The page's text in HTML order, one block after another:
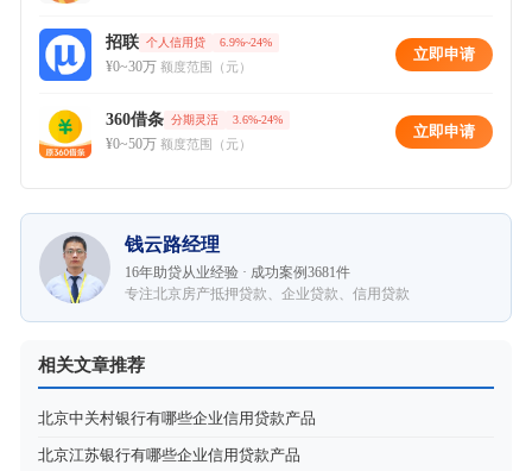
招联 个人信用贷 6.9%~24%
¥0~30万 额度范围（元）
立即申请
360借条 分期灵活 3.6%-24%
¥0~50万 额度范围（元）
立即申请
钱云路经理
16年助贷从业经验 · 成功案例3681件
专注北京房产抵押贷款、企业贷款、信用贷款
相关文章推荐
北京中关村银行有哪些企业信用贷款产品
北京江苏银行有哪些企业信用贷款产品